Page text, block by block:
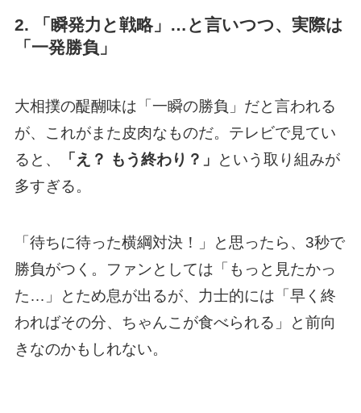
2. 「瞬発力と戦略」…と言いつつ、実際は
「一発勝負」
大相撲の醍醐味は「一瞬の勝負」だと言われる
が、これがまた皮肉なものだ。テレビで見てい
ると、
「え？ もう終わり？」
という取り組みが
多すぎる。
「待ちに待った横綱対決！」と思ったら、3秒で
勝負がつく。ファンとしては「もっと見たかっ
た…」とため息が出るが、力士的には「早く終
わればその分、ちゃんこが食べられる」と前向
きなのかもしれない。